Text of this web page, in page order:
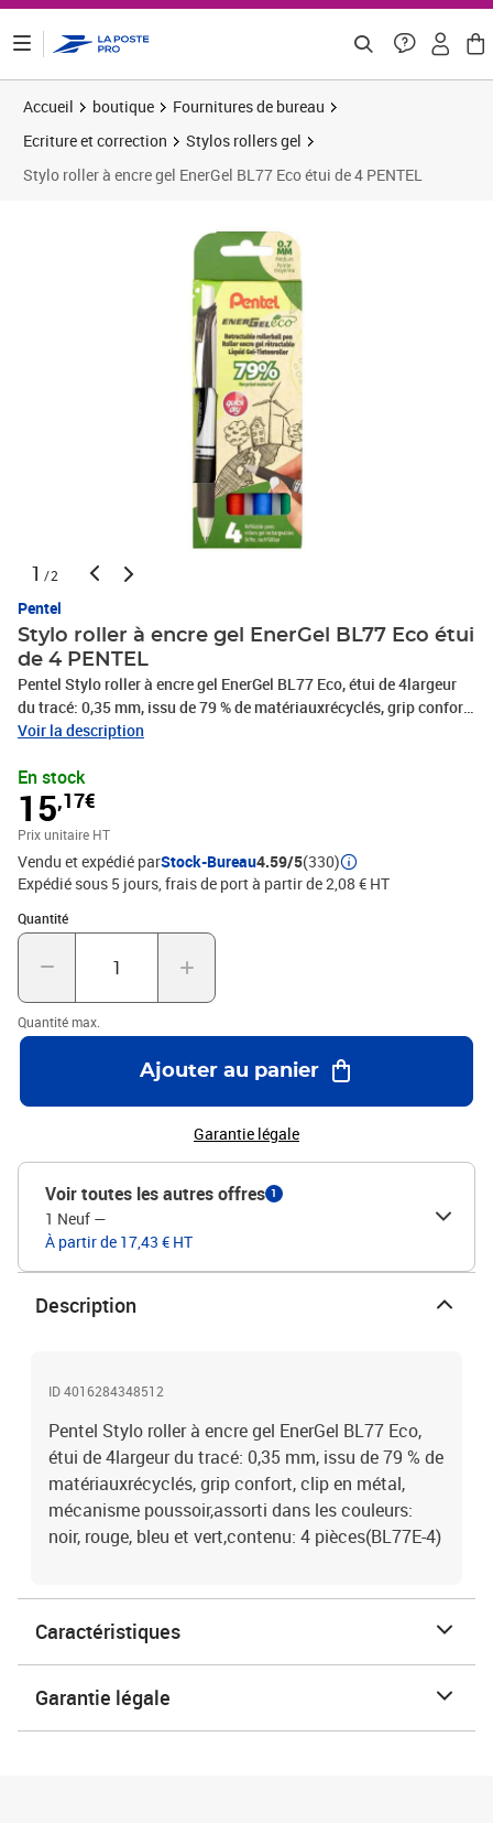
Accueil boutique
Fournitures de bureau
Ecriture et correction
Stylos rollers gel
Stylo roller à encre gel EnerGel BL77 Eco étui de 4 PENTEL
1 /2
Pentel
Stylo roller à encre gel EnerGel BL77 Eco étui
de 4 PENTEL
Pentel Stylo roller à encre gel EnerGel BL77 Eco, étui de 4largeur
du tracé: 0,35 mm, issu de 79 % de matériauxrécyclés, grip confort,
clip en métal, mécanisme poussoir,assorti dans les couleurs: noir,
Voir la description
En stock
15,17€
Prix unitaire HT
Vendu et expédié parStock-Bureau4.59/5(330)
Expédié sous 5 jours, frais de port à partir de 2,08 € HT
Quantité
Quantité : 1
Quantité max.
Ajouter au panier
Garantie légale
Voir toutes les autres offres 1
1 Neuf —
À partir de 17,43 € HT
Description
ID 4016284348512
Pentel Stylo roller à encre gel EnerGel BL77 Eco,
étui de 4largeur du tracé: 0,35 mm, issu de 79 % de
matériauxrécyclés, grip confort, clip en métal,
mécanisme poussoir,assorti dans les couleurs:
noir, rouge, bleu et vert,contenu: 4 pièces(BL77E-4)
Caractéristiques
Garantie légale